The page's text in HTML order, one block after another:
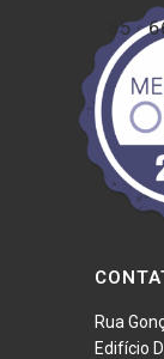
65
Rua
Edifício